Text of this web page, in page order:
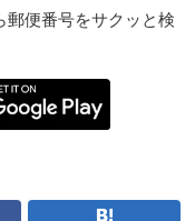
郵便番号をサクッと検